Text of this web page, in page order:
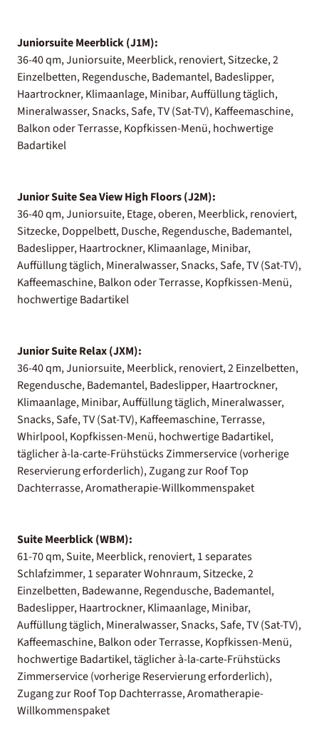
Juniorsuite Meerblick (J1M):
36-40 qm, Juniorsuite, Meerblick, renoviert, Sitzecke, 2
Einzelbetten, Regendusche, Bademantel, Badeslipper,
Haartrockner, Klimaanlage, Minibar, Auffüllung täglich,
Mineralwasser, Snacks, Safe, TV (Sat-TV), Kaffeemaschine,
Balkon oder Terrasse, Kopfkissen-Menü, hochwertige
Badartikel
Junior Suite Sea View High Floors (J2M):
36-40 qm, Juniorsuite, Etage, oberen, Meerblick, renoviert,
Sitzecke, Doppelbett, Dusche, Regendusche, Bademantel,
Badeslipper, Haartrockner, Klimaanlage, Minibar,
Auffüllung täglich, Mineralwasser, Snacks, Safe, TV (Sat-TV),
Kaffeemaschine, Balkon oder Terrasse, Kopfkissen-Menü,
hochwertige Badartikel
Junior Suite Relax (JXM):
36-40 qm, Juniorsuite, Meerblick, renoviert, 2 Einzelbetten,
Regendusche, Bademantel, Badeslipper, Haartrockner,
Klimaanlage, Minibar, Auffüllung täglich, Mineralwasser,
Snacks, Safe, TV (Sat-TV), Kaffeemaschine, Terrasse,
Whirlpool, Kopfkissen-Menü, hochwertige Badartikel,
täglicher à-la-carte-Frühstücks Zimmerservice (vorherige
Reservierung erforderlich), Zugang zur Roof Top
Dachterrasse, Aromatherapie-Willkommenspaket
Suite Meerblick (WBM):
61-70 qm, Suite, Meerblick, renoviert, 1 separates
Schlafzimmer, 1 separater Wohnraum, Sitzecke, 2
Einzelbetten, Badewanne, Regendusche, Bademantel,
Badeslipper, Haartrockner, Klimaanlage, Minibar,
Auffüllung täglich, Mineralwasser, Snacks, Safe, TV (Sat-TV),
Kaffeemaschine, Balkon oder Terrasse, Kopfkissen-Menü,
hochwertige Badartikel, täglicher à-la-carte-Frühstücks
Zimmerservice (vorherige Reservierung erforderlich),
Zugang zur Roof Top Dachterrasse, Aromatherapie-
Willkommenspaket